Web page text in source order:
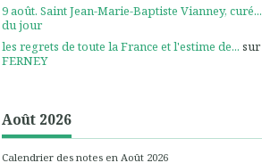
9 août. Saint Jean-Marie-Baptiste Vianney, curé...
du jour
les regrets de toute la France et l'estime de... sur
FERNEY
Août 2026
Calendrier des notes en Août 2026